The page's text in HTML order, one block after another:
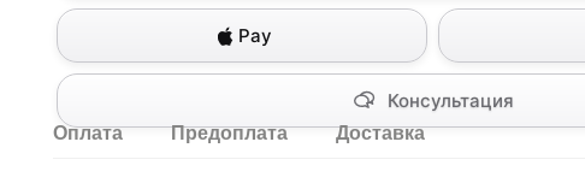
Консультация
Pay
Оплата Предоплата Доставка